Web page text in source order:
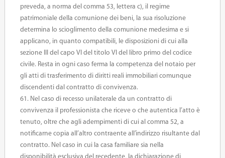
preveda, a norma del comma 53, lettera c), il regime
patrimoniale della comunione dei beni, la sua risoluzione
determina lo scioglimento della comunione medesima e si
applicano, in quanto compatibili, le disposizioni di cui alla
sezione III del capo VI del titolo VI del libro primo del codice
civile. Resta in ogni caso ferma la competenza del notaio per
gli atti di trasferimento di diritti reali immobiliari comunque
discendenti dal contratto di convivenza.
61. Nel caso di recesso unilaterale da un contratto di
convivenza il professionista che riceve o che autentica l’atto è
tenuto, oltre che agli adempimenti di cui al comma 52, a
notificarne copia all’altro contraente all’indirizzo risultante dal
contratto. Nel caso in cui la casa familiare sia nella